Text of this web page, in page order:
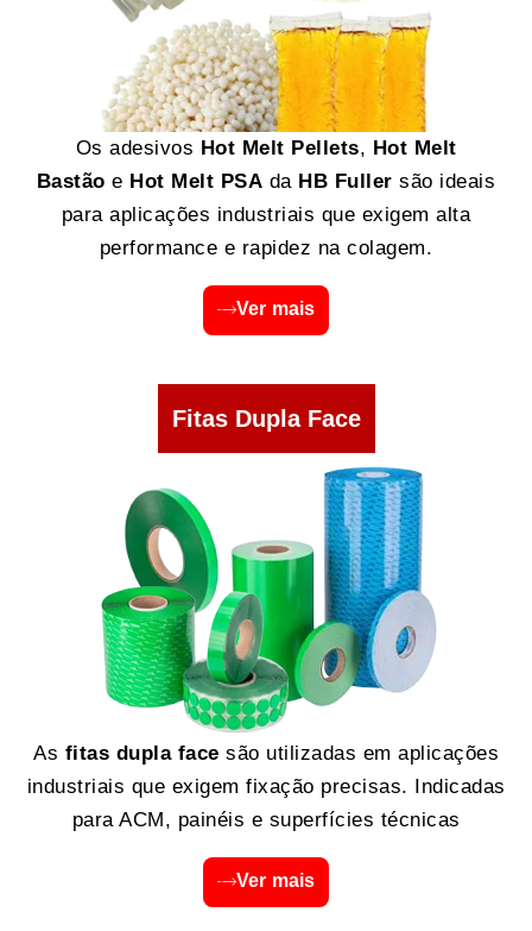
Os adesivos Hot Melt Pellets, Hot Melt
Bastão e Hot Melt PSA da HB Fuller são ideais
para aplicações industriais que exigem alta
performance e rapidez na colagem.
Ver mais
Fitas Dupla Face
As fitas dupla face são utilizadas em aplicações
industriais que exigem fixação precisas. Indicadas
para ACM, painéis e superfícies técnicas
Ver mais